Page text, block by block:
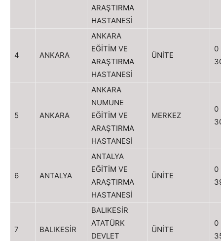
ARAŞTIRMA
HASTANESİ
4 ANKARA
ANKARA
EĞİTİM VE
ARAŞTIRMA
HASTANESİ
ÜNİTE
0
5 ANKARA
ANKARA
NUMUNE
EĞİTİM VE
ARAŞTIRMA
HASTANESİ
MERKEZ
0
6 ANTALYA
ANTALYA
EĞİTİM VE
ARAŞTIRMA
HASTANESİ
ÜNİTE
0
7 BALIKESİR
BALIKESİR
ATATÜRK
DEVLET
ÜNİTE
0